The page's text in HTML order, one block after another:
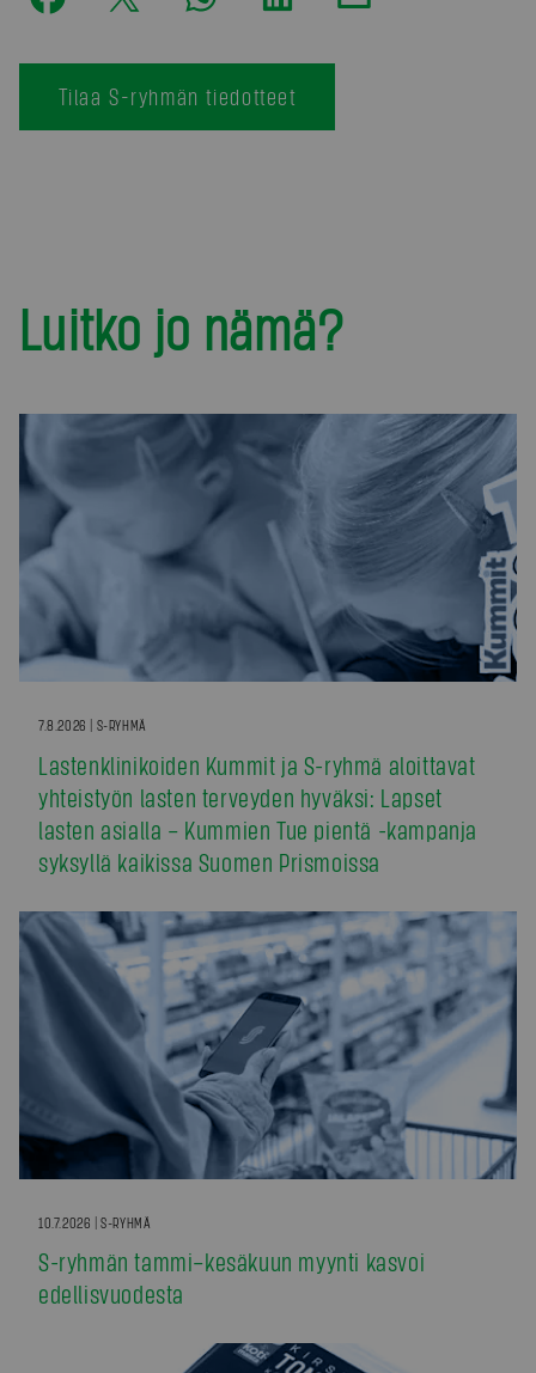
Tilaa S-ryhmän tiedotteet
Luitko jo nämä?
7.8.2026 | S-RYHMÄ
Lastenklinikoiden Kummit ja S-ryhmä aloittavat
yhteistyön lasten terveyden hyväksi: Lapset
lasten asialla – Kummien Tue pientä -kampanja
syksyllä kaikissa Suomen Prismoissa
10.7.2026 | S-RYHMÄ
S-ryhmän tammi–kesäkuun myynti kasvoi
edellisvuodesta